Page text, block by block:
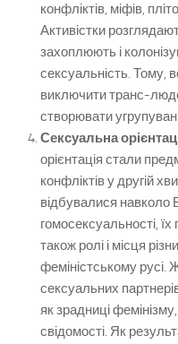
конфліктів, міфів,
Активістки
захоплюють і
сексуальність. Тому,
виключити транс-
створювати
Сексуальна
орієнтація стали
конфліктів у другій
відбувалися навколо
гомосексуальності,
також ролі і місця
феміністському русі.
сексуальних
як зрадниці
свідомості. Як